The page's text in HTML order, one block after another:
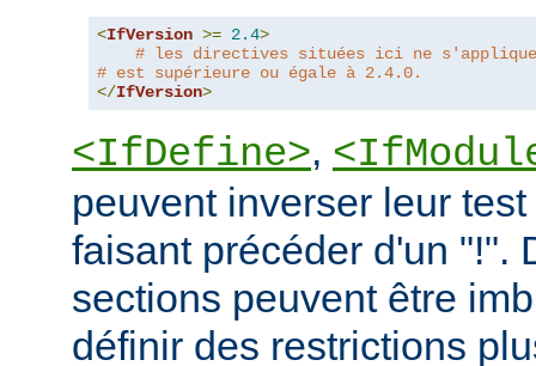
<IfVersion >= 2.4>
# les directives situées ici ne
# est supérieure ou égale à 2.4.0.
</IfVersion>
<IfDefine>,
peuvent inverser leur
faisant précéder d'un "!".
sections peuvent être
définir des restrictions